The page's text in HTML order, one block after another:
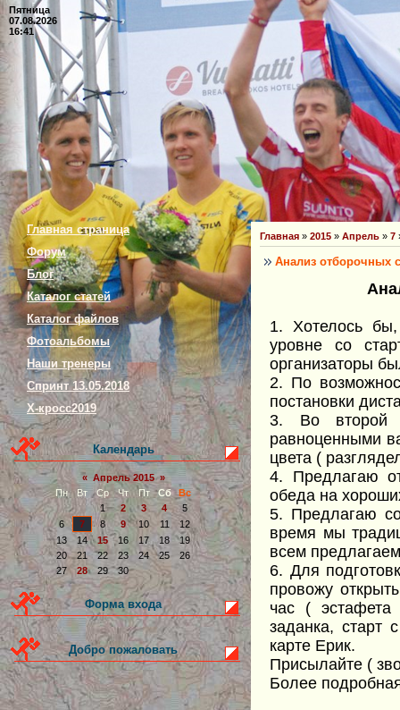
Пятница
07.08.2026
16:41
Главная страница
Форум
Блог
Каталог статей
Каталог файлов
Фотоальбомы
Наши тренеры
Спринт 13.05.2018
Х-кросс2019
Календарь
« Апрель 2015 »
Пн
Вт Ср Чт Пт Сб
Вс
1
2 3 4
5
6
7 8 9 10 11
12
13
14 15 16 17 18
19
20
21 22 23 24 25
26
27
28 29 30
Форма входа
Добро пожаловать
Главная » 2015 » Апрель » 7
Анализ отборочных
1. Хотелось
уровне со
организаторы
2. По
постановки
3. Во второй
равноценными
цвета (
4. Предлагаю
обеда на
5. Предлагаю
время мы
всем
6. Для
провожу
час (
заданка, старт
карте Ерик.
Присылайте (
Более